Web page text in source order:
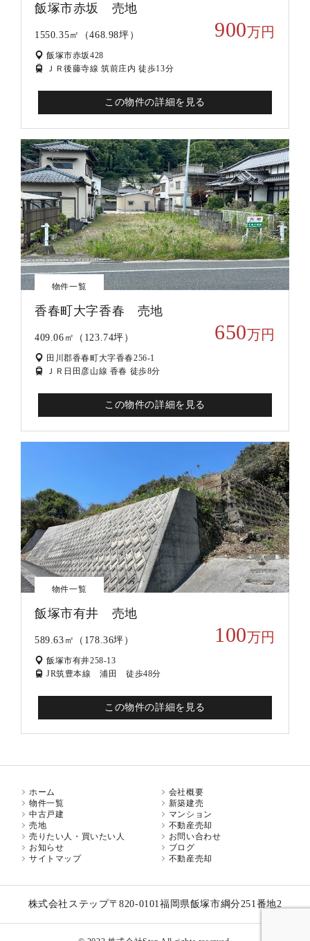
飯塚市赤坂 売地
1550.35㎡（468.98坪） 900万円
飯塚市赤坂428
ＪＲ後藤寺線 筑前庄内 徒歩13分
この物件の詳細を見る
物件一覧
香春町大字香春 売地
409.06㎡（123.74坪） 650万円
田川郡香春町大字香春256-1
ＪＲ日田彦山線 香春 徒歩8分
この物件の詳細を見る
物件一覧
飯塚市有井 売地
589.63㎡（178.36坪） 100万円
飯塚市有井258-13
JR筑豊本線 浦田 徒歩48分
この物件の詳細を見る
ホーム
会社概要
物件一覧
新築建売
中古戸建
マンション
売地
不動産売却
売りたい人・買いたい人
お問い合わせ
お知らせ
ブログ
サイトマップ
不動産売却
株式会社ステップ〒820-0101福岡県飯塚市綱分251番地2